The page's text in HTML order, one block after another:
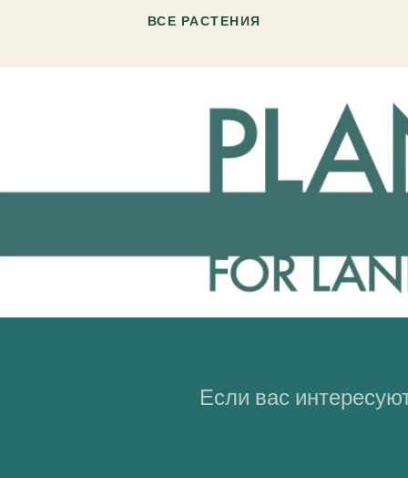
ВСЕ РАСТЕНИЯ
Если вас